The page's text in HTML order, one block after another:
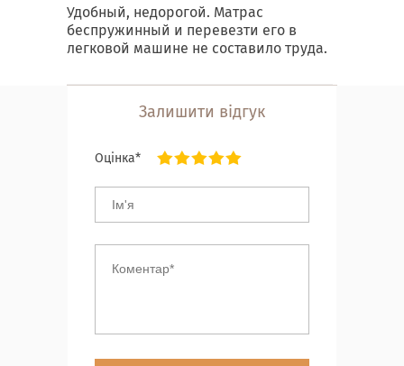
Удобный, недорогой. Матрас
беспружинный и перевезти его в
легковой машине не составило труда.
Залишити відгук
Оцінка*